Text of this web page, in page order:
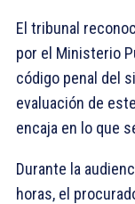
El tribunal
por el Ministerio
código penal del
evaluación de
encaja en lo que
Durante la
horas, el